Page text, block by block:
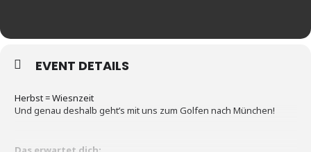
EVENT DETAILS
Herbst = Wiesnzeit
Und genau deshalb geht’s mit uns zum Golfen nach München!